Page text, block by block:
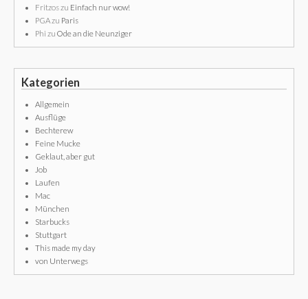
Fritzoszu Einfach nur wow!
PGAzu Paris
Phi zu Ode an die Neunziger
Kategorien
Allgemein
Ausflüge
Bechterew
Feine Mucke
Geklaut, aber gut
Job
Laufen
Mac
München
Starbucks
Stuttgart
This made my day
von Unterwegs